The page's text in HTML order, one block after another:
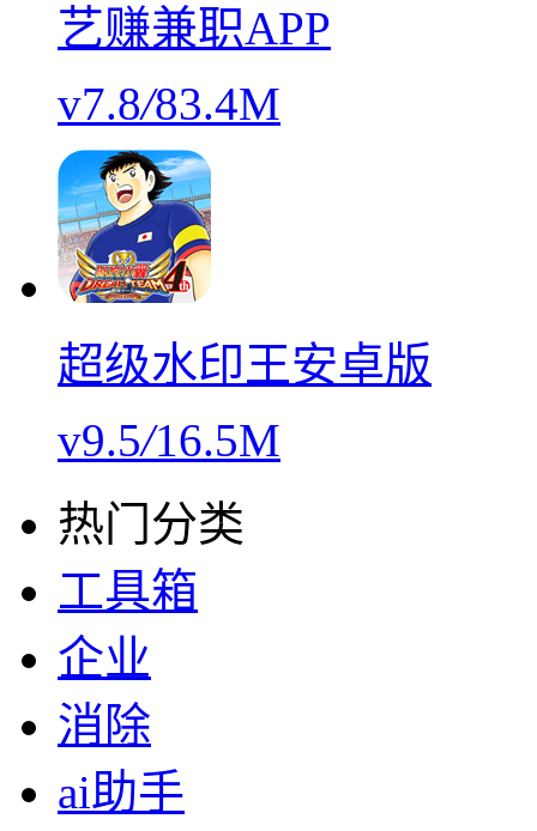
艺赚兼职APP
v7.8/83.4M
超级水印王安卓版
v9.5/16.5M
热门分类
工具箱
企业
消除
ai助手